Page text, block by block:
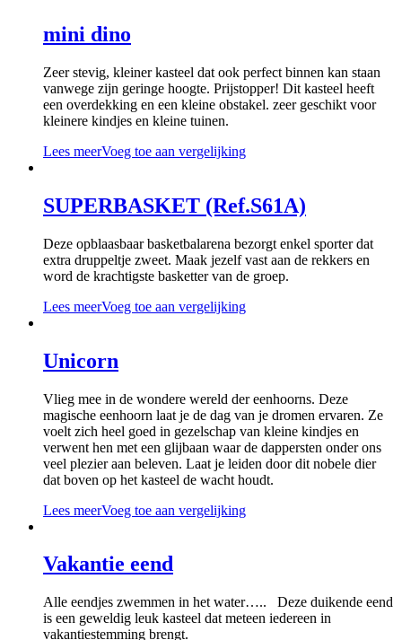
mini dino
Zeer stevig, kleiner kasteel dat ook perfect binnen kan staan
vanwege zijn geringe hoogte. Prijstopper! Dit kasteel heeft
een overdekking en een kleine obstakel. zeer geschikt voor
kleinere kindjes en kleine tuinen.
Lees meerVoeg toe aan vergelijking
SUPERBASKET (Ref.S61A)
Deze opblaasbaar basketbalarena bezorgt enkel sporter dat
extra druppeltje zweet. Maak jezelf vast aan de rekkers en
word de krachtigste basketter van de groep.
Lees meerVoeg toe aan vergelijking
Unicorn
Vlieg mee in de wondere wereld der eenhoorns. Deze
magische eenhoorn laat je de dag van je dromen ervaren. Ze
voelt zich heel goed in gezelschap van kleine kindjes en
verwent hen met een glijbaan waar de dappersten onder ons
veel plezier aan beleven. Laat je leiden door dit nobele dier
dat boven op het kasteel de wacht houdt.
Lees meerVoeg toe aan vergelijking
Vakantie eend
Alle eendjes zwemmen in het water….. Deze duikende eend
is een geweldig leuk kasteel dat meteen iedereen in
vakantiestemming brengt.